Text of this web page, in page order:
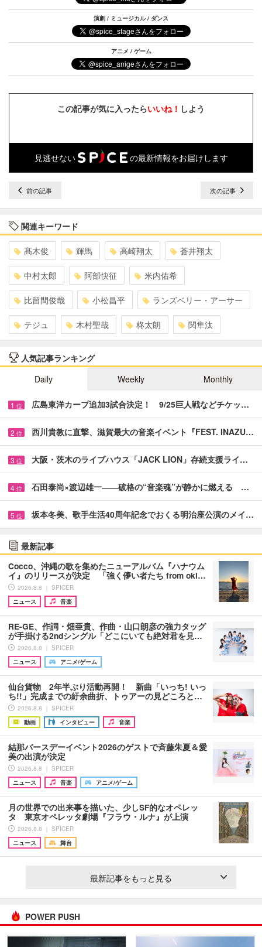
演劇 / ミュージカル / ダンス
アニメ / ゲーム
この記事が気に入ったらいいね！ しよう
見逃せない の最新情報をお届けします
前の記事 次の記事
関連キーワード
髙木俊 輝馬 高崎翔太 蒼井翔太
中村太郎 阿部快征 米内佑希
比留間俊哉 小松昌平 ランズベリー・アーサー
テジュ 木村聖哉 柊太朗 関隼汰
人気記事ランキング
Daily
Weekly Monthly
1 位 広島東洋カープ追加3試合決定！ 9/25巨人戦などチケッ…
2 位 西川貴教に直撃、滋賀最大の音楽イベント『FEST. INAZU…
3 位 大阪・茨木のライブハウス「JACK LION」存続支援ライ…
4 位 石田泰尚×渡辺雄一――破格の“音楽魂”が静かに燃える …
5 位 坂本冬美、歌手生活40周年記念でおくる明治座公演のメイ…
最新記事
Cocco、沖縄の歌を集めたニューアルバム『ハナウム
イ』のリリースが決定 「強く儚い者たち from oki…
2026.8.8 ｜ SPICER
ニュース
音楽
RE-GE、作詞・畑亜貴、作曲・山口朗彦の強力タッグ
が手掛ける2ndシングル「どこにいても絶対君を見…
2026.8.8 ｜ SPICER
ニュース
アニメ/ゲーム
仙台貨物 2年半ぶり活動再開！ 新曲「いっち! いっ
ち!!」完成までの紆余曲折、トゥアーの見どころと…
2026.8.8 ｜ SPICER
動画
インタビュー 音楽
結那バースデーイベント2026のゲストで斉藤朱夏＆愛
美の出演が決定
2026.8.8 ｜ SPICER
ニュース
音楽 アニメ/ゲーム
月の世界での出来事を描いた、少しSF的なオペレッ
タ 東京オペレッタ劇場『フラウ・ルナ』が上演
2026.8.8 ｜ SPICER
ニュース
舞台
最新記事をもっと見る
POWER PUSH